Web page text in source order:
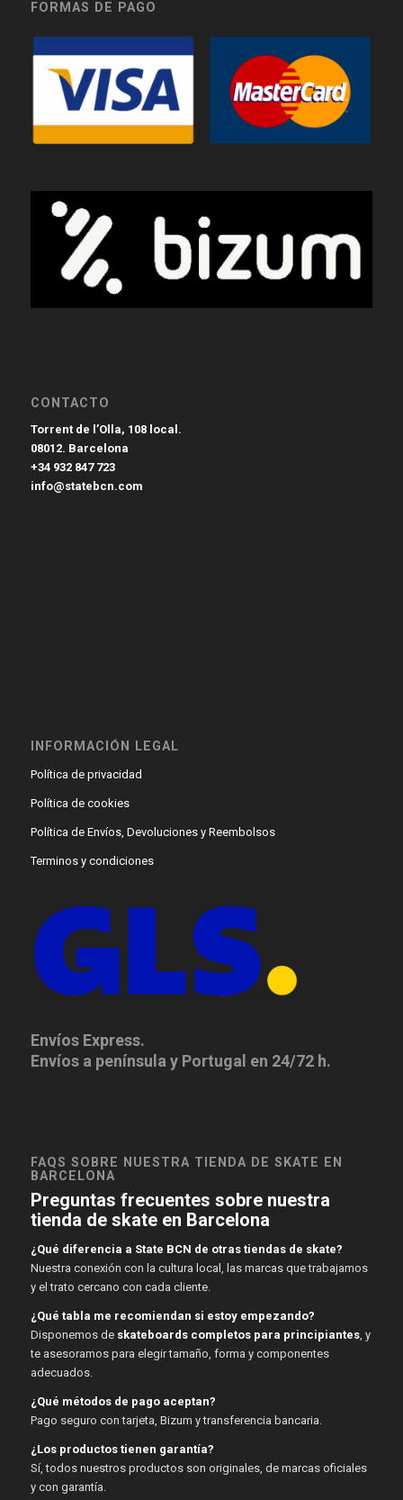
FORMAS DE PAGO
CONTACTO
Torrent de l’Olla, 108 local.
08012. Barcelona
+34 932 847 723
info@statebcn.com
INFORMACIÓN LEGAL
Política de privacidad
Política de cookies
Política de Envíos, Devoluciones y Reembolsos
Terminos y condiciones
Envíos Express.
Envíos a península y Portugal en 24/72 h.
FAQS SOBRE NUESTRA TIENDA DE SKATE EN
BARCELONA
Preguntas frecuentes sobre nuestra
tienda de skate en Barcelona
¿Qué diferencia a State BCN de otras tiendas de skate?
Nuestra conexión con la cultura local, las marcas que trabajamos
y el trato cercano con cada cliente.
¿Qué tabla me recomiendan si estoy empezando?
Disponemos de skateboards completos para principiantes, y
te asesoramos para elegir tamaño, forma y componentes
adecuados.
¿Qué métodos de pago aceptan?
Pago seguro con tarjeta, Bizum y transferencia bancaria.
¿Los productos tienen garantía?
Sí, todos nuestros productos son originales, de marcas oficiales
y con garantía.